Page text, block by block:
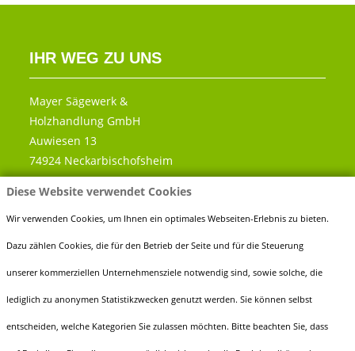
Diese Website verwendet Cookies
Wir verwenden Cookies, um Ihnen ein optimales Webseiten-Erlebnis zu bieten.
Dazu zählen Cookies, die für den Betrieb der Seite und für die Steuerung
unserer kommerziellen Unternehmensziele notwendig sind, sowie solche, die
lediglich zu anonymen Statistikzwecken genutzt werden. Sie können selbst
entscheiden, welche Kategorien Sie zulassen möchten. Bitte beachten Sie, dass
IHR WEG ZU UNS
Mayer Sägewerk &
Holzhandlung GmbH
Auwiesen 13
74924 Neckarbischofsheim
Telefon:0 72 63 - 91 89 60
Fax:0 72 63 - 91 89 666
E-Mail:info@holz-mayer.de
ÖFFNUNGSZEITEN